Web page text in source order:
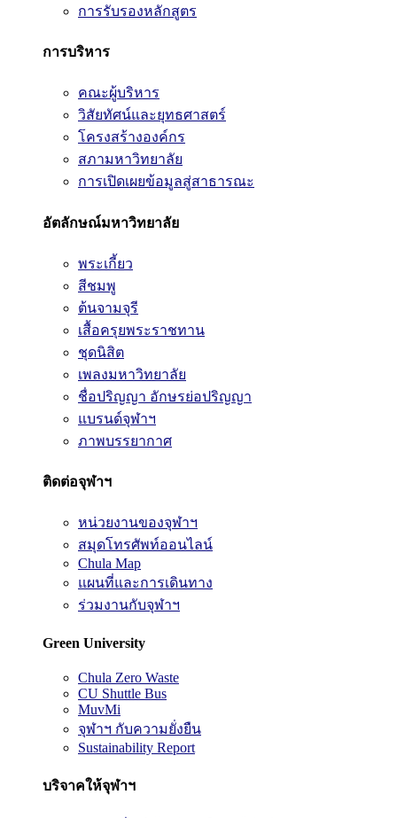
การรับรองหลักสูตร
การบริหาร
คณะผู้บริหาร
วิสัยทัศน์และยุทธศาสตร์
โครงสร้างองค์กร
สภามหาวิทยาลัย
การเปิดเผยข้อมูลสู่สาธารณะ
อัตลักษณ์มหาวิทยาลัย
พระเกี้ยว
สีชมพู
ต้นจามจุรี
เสื้อครุยพระราชทาน
ชุดนิสิต
เพลงมหาวิทยาลัย
ชื่อปริญญา อักษรย่อปริญญา
แบรนด์จุฬาฯ
ภาพบรรยากาศ
ติดต่อจุฬาฯ
หน่วยงานของจุฬาฯ
สมุดโทรศัพท์ออนไลน์
Chula Map
แผนที่และการเดินทาง
ร่วมงานกับจุฬาฯ
Green University
Chula Zero Waste
CU Shuttle Bus
MuvMi
จุฬาฯ กับความยั่งยืน
Sustainability Report
บริจาคให้จุฬาฯ